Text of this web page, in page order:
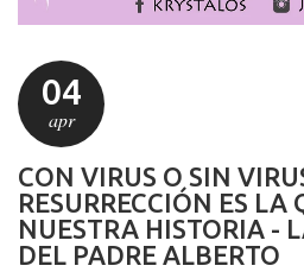
04
apr
CON VIRUS O SIN
RESURRECCIÓN ES
NUESTRA HISTORIA -
DEL PADRE ALBERTO